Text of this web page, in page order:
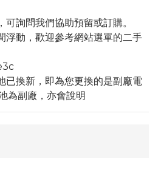
詢問我們協助預留或訂購。
浮動，歡迎參考網站選單的二手
已換新，即為您更換的是副廠電
為副廠，亦會說明